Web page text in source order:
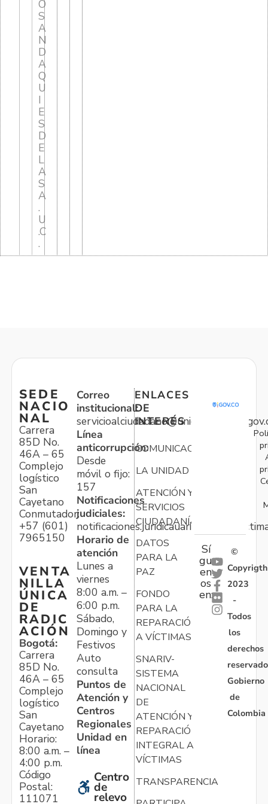
O
S
A
N
D
A
Q
U
I
E
S
D
E
L
A
S
A
.
U
.C
.
SEDE
NACIO
NAL
Carrera
85D No.
46A – 65
Complejo
logístico
San
Cayetano
Conmutador:
+57 (601)
7965150
VENTA
NILLA
ÚNICA
DE
RADIC
ACIÓN
Bogotá:
Carrera
85D No.
46A – 65
Complejo
logístico
San
Cayetano
Horario:
8:00 a.m. –
4:00 p.m.
Código
Postal:
111071
Correo
institucional:
Línea
anticorrupción:
Desde
móvil o fijo:
157
Notificaciones
judiciales:
Horario de
atención
Lunes a
viernes
8:00 a.m. –
6:00 p.m.
Sábado,
Domingo y
Festivos
Auto
consulta
Puntos de
Atención y
Centros
Regionales
Unidad en
línea
Centro
de
relevo
ENLACES
DE
INTERÉS
COMUNICACIONES
LA UNIDAD
ATENCIÓN Y
SERVICIOS
CIUDADANÍA
DATOS
PARA LA
PAZ
FONDO
PARA LA
REPARACIÓN
A VÍCTIMAS
SNARIV-
SISTEMA
NACIONAL
DE
ATENCIÓN Y
REPARACIÓN
INTEGRAL A
VÍCTIMAS
TRANSPARENCIA
Sí
gu
en
os
en:
©
Copyrigth
2023
-
Todos
los
derechos
Gobierno
de
Colombia